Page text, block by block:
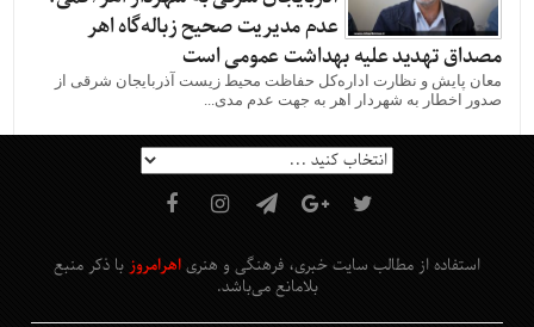
عدم مدیریت صحیح زباله‌گاه اهر
مصداق تهدید علیه بهداشت عمومی است
معان پایش و نظارت اداره‌کل حفاظت محیط زیست آذربایجان شرقی از
صدور اخطار به شهردار اهر به جهت عدم مدی...
استفاده از مطالب سایت خبری، فرهنگی و هنری اهرامروز با ذکر منبع
بلامانع می‌باشد.